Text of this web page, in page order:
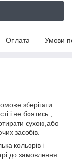
Оплата Умови
зберігати
і не боятись ,
сухою,або
засобів.
кольорів і
до замовлення.